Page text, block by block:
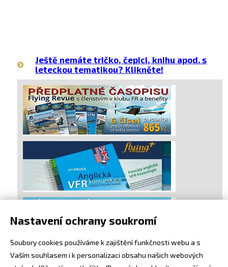
Ještě nemáte tričko, čepici, knihu apod. s
leteckou tematikou? Klikněte!
Nastavení ochrany soukromí
Soubory cookies používáme k zajištění funkčnosti webu a s
Vaším souhlasem i k personalizaci obsahu našich webových